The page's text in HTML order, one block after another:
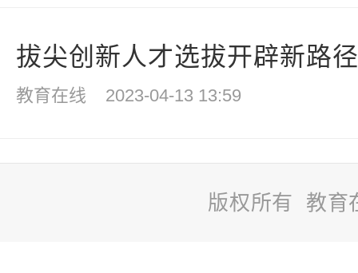
拔尖创新人才选拔开辟新路
教育在线 2023-04-13 13:59
版权所有 教育